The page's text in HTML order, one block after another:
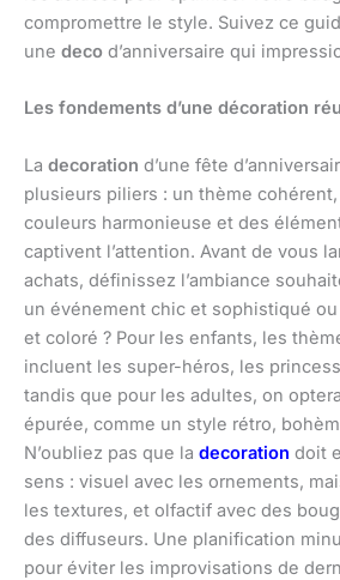
compromettre le style. Suivez ce
une deco d’anniversaire qui
Les fondements d’une décoration
La decoration d’une fête
plusieurs piliers : un thème
couleurs harmonieuse et des
captivent l’attention. Avant de vous
achats, définissez l’ambiance
un événement chic et sophistiqué
et coloré ? Pour les enfants, les
incluent les super-héros, les
tandis que pour les adultes, on
épurée, comme un style rétro,
N’oubliez pas que la decoration doit
sens : visuel avec les ornements,
les textures, et olfactif avec des
des diffuseurs. Une planification
pour éviter les improvisations de